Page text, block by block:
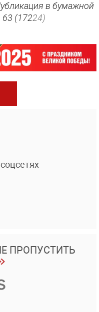
в бумажной
(17224)
ПРОПУСТИТЬ